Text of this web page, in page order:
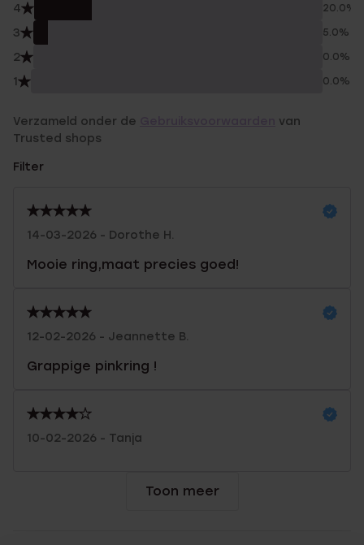
4 20.0%
3 5.0%
2 0.0%
1 0.0%
Verzameld onder de
van
Trusted shops
Filter
14-03-2026 - Dorothe H.
Mooie ring,maat precies goed!
12-02-2026 - Jeannette B.
Grappige pinkring !
10-02-2026 - Tanja
Toon meer